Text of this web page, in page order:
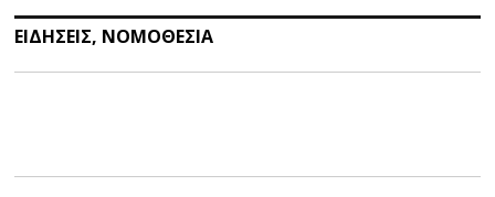
ΕΙΔΗΣΕΙΣ, ΝΟΜΟΘΕΣΙΑ